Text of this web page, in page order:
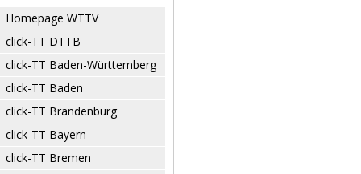
Homepage WTTV
click-TT DTTB
click-TT Baden-Württemberg
click-TT Baden
click-TT Brandenburg
click-TT Bayern
click-TT Bremen